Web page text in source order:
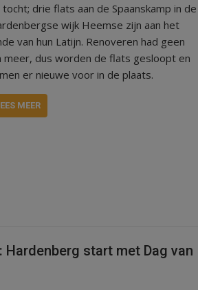
tocht; drie flats aan de Spaanskamp in de
wijk Heemse zijn aan het
van hun Latijn. Renoveren had geen
meer, dus worden de flats gesloopt en
er nieuwe voor in de plaats.
MEER
Hardenberg start met Dag van